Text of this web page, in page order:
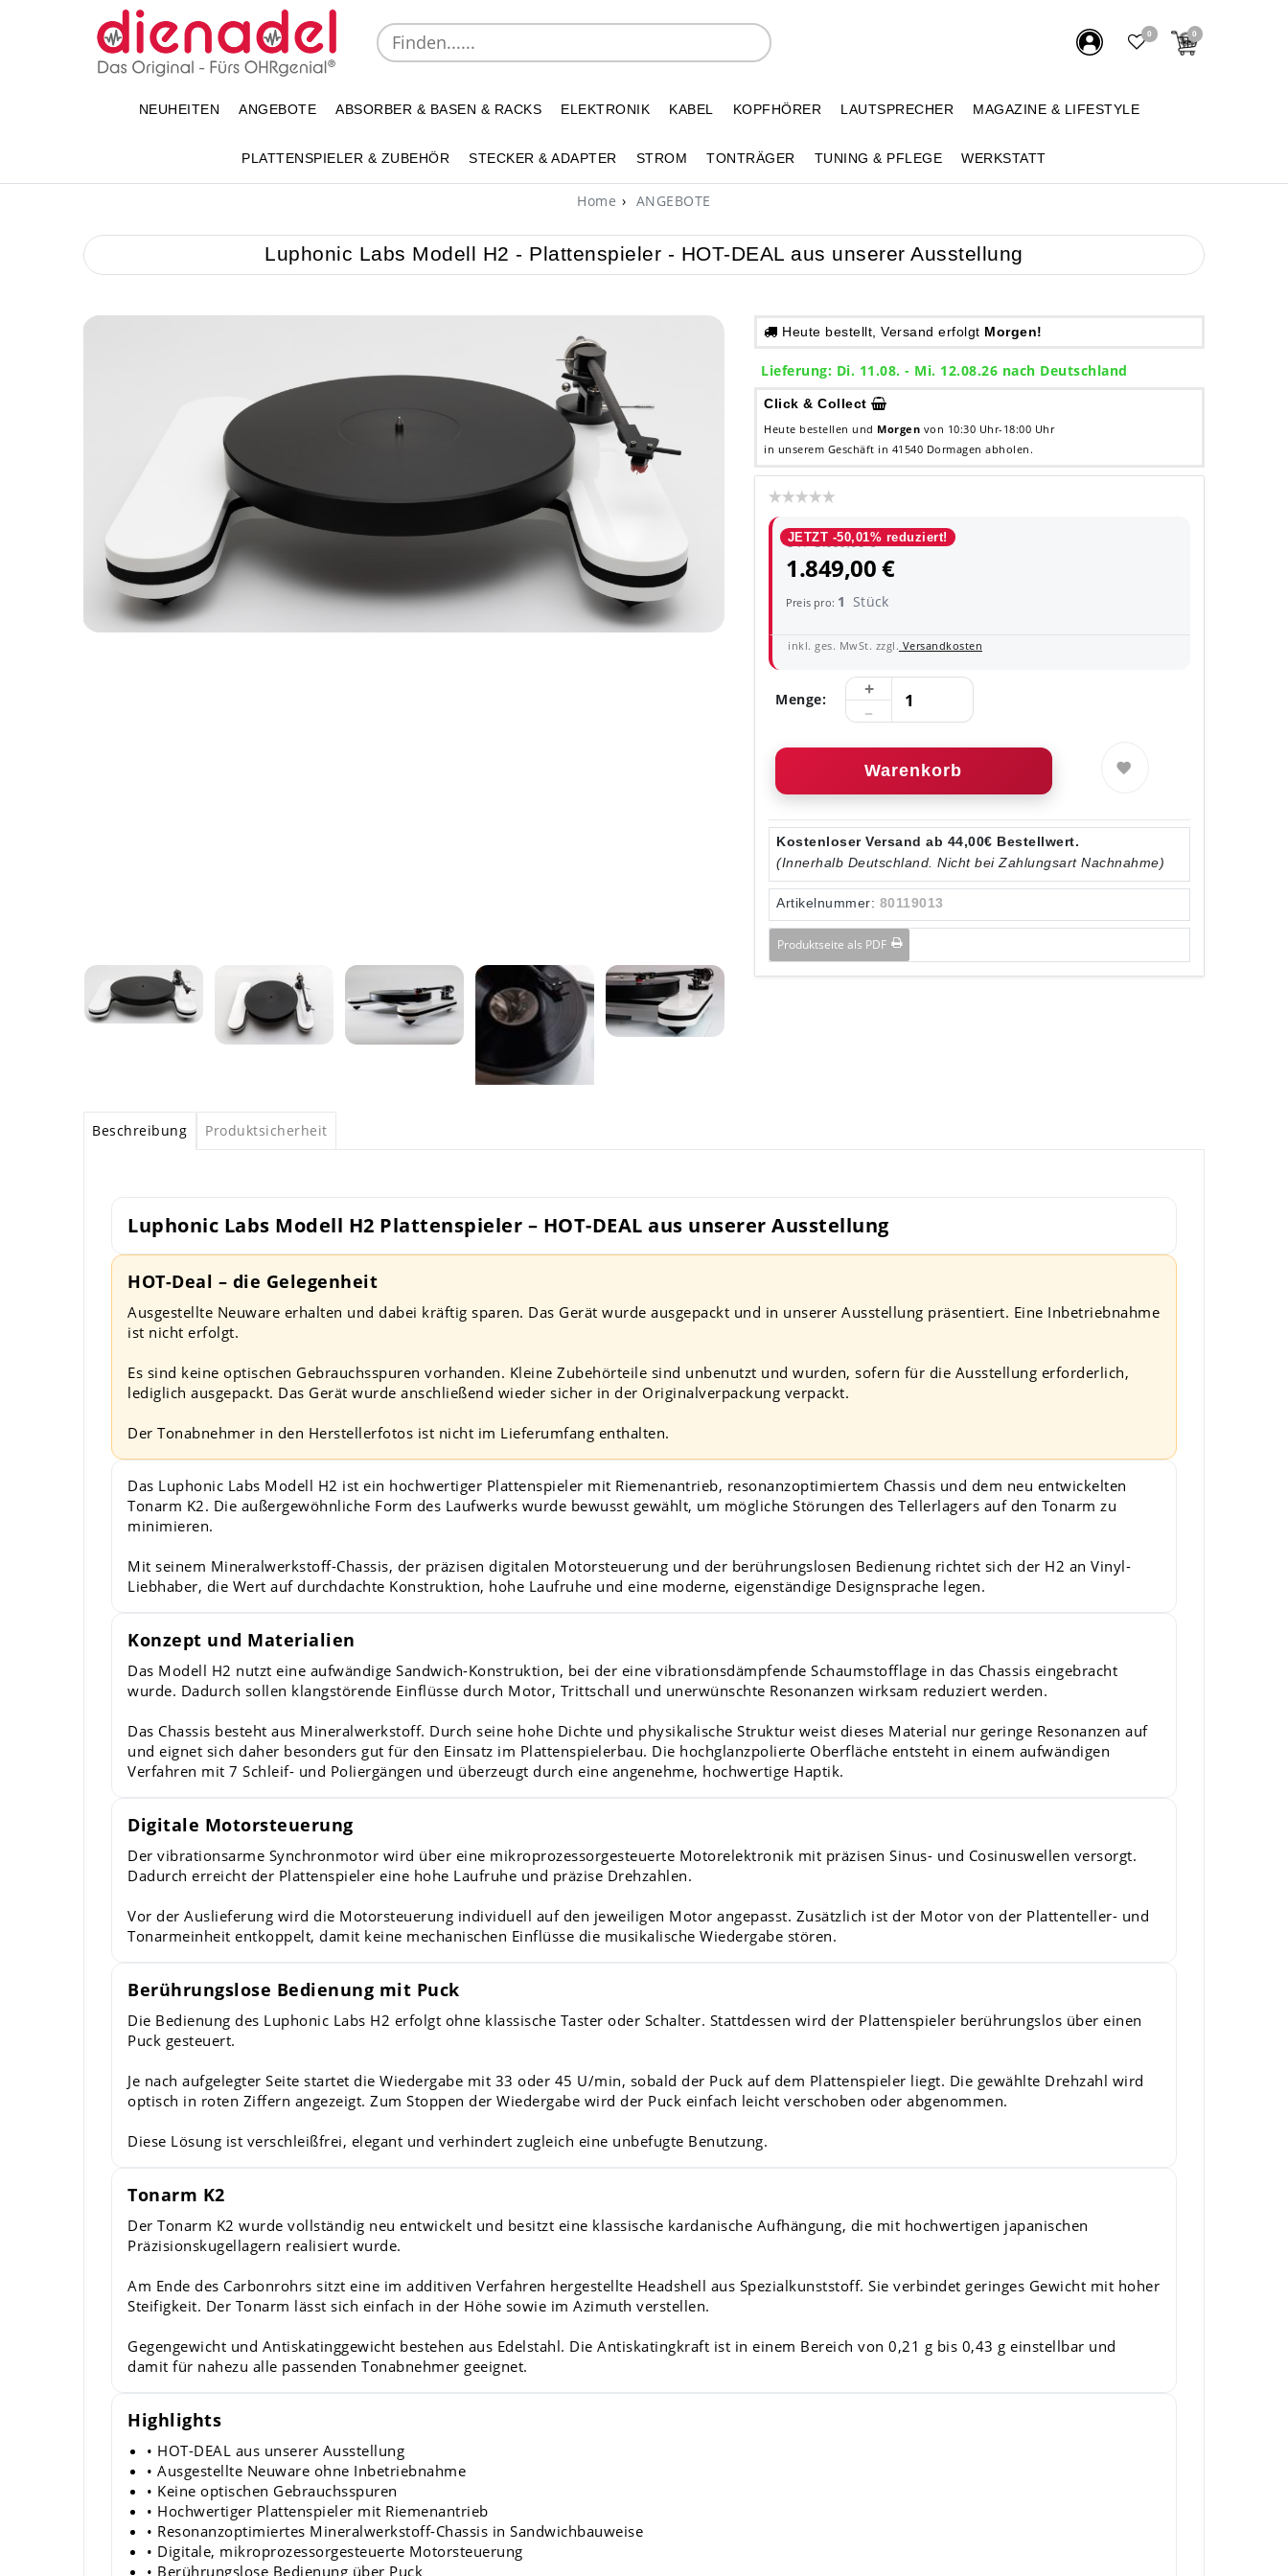
0 0
NEUHEITEN ANGEBOTE ABSORBER & BASEN & RACKS ELEKTRONIK KABEL KOPFHÖRER LAUTSPRECHER MAGAZINE & LIFESTYLE
PLATTENSPIELER & ZUBEHÖR STECKER & ADAPTER STROM TONTRÄGER TUNING & PFLEGE WERKSTATT
Home ANGEBOTE
Luphonic Labs Modell H2 - Plattenspieler - HOT-DEAL aus unserer Ausstellung
Heute bestellt, Versand erfolgt Morgen!
Lieferung: Di. 11.08. - Mi. 12.08.26 nach Deutschland
Click & Collect
Heute bestellen und Morgen von 10:30 Uhr-18:00 Uhr
in unserem Geschäft in 41540 Dormagen abholen.
JETZT -50,01% reduziert!
UVP 3.699,00 €
1.849,00 €
Preis pro: 1 Stück
inkl. ges. MwSt. zzgl. Versandkosten
Menge:
Warenkorb
Kostenloser Versand ab 44,00€ Bestellwert.
(Innerhalb Deutschland. Nicht bei Zahlungsart Nachnahme)
Artikelnummer: 80119013
Produktseite als PDF
Beschreibung Produktsicherheit
Luphonic Labs Modell H2 Plattenspieler – HOT-DEAL aus unserer Ausstellung
HOT-Deal – die Gelegenheit
Ausgestellte Neuware erhalten und dabei kräftig sparen. Das Gerät wurde ausgepackt und in unserer Ausstellung präsentiert. Eine Inbetriebnahme
ist nicht erfolgt.
Es sind keine optischen Gebrauchsspuren vorhanden. Kleine Zubehörteile sind unbenutzt und wurden, sofern für die Ausstellung erforderlich,
lediglich ausgepackt. Das Gerät wurde anschließend wieder sicher in der Originalverpackung verpackt.
Der Tonabnehmer in den Herstellerfotos ist nicht im Lieferumfang enthalten.
Das Luphonic Labs Modell H2 ist ein hochwertiger Plattenspieler mit Riemenantrieb, resonanzoptimiertem Chassis und dem neu entwickelten
Tonarm K2. Die außergewöhnliche Form des Laufwerks wurde bewusst gewählt, um mögliche Störungen des Tellerlagers auf den Tonarm zu
minimieren.
Mit seinem Mineralwerkstoff-Chassis, der präzisen digitalen Motorsteuerung und der berührungslosen Bedienung richtet sich der H2 an Vinyl-
Liebhaber, die Wert auf durchdachte Konstruktion, hohe Laufruhe und eine moderne, eigenständige Designsprache legen.
Konzept und Materialien
Das Modell H2 nutzt eine aufwändige Sandwich-Konstruktion, bei der eine vibrationsdämpfende Schaumstofflage in das Chassis eingebracht
wurde. Dadurch sollen klangstörende Einflüsse durch Motor, Trittschall und unerwünschte Resonanzen wirksam reduziert werden.
Das Chassis besteht aus Mineralwerkstoff. Durch seine hohe Dichte und physikalische Struktur weist dieses Material nur geringe Resonanzen auf
und eignet sich daher besonders gut für den Einsatz im Plattenspielerbau. Die hochglanzpolierte Oberfläche entsteht in einem aufwändigen
Verfahren mit 7 Schleif- und Poliergängen und überzeugt durch eine angenehme, hochwertige Haptik.
Digitale Motorsteuerung
Der vibrationsarme Synchronmotor wird über eine mikroprozessorgesteuerte Motorelektronik mit präzisen Sinus- und Cosinuswellen versorgt.
Dadurch erreicht der Plattenspieler eine hohe Laufruhe und präzise Drehzahlen.
Vor der Auslieferung wird die Motorsteuerung individuell auf den jeweiligen Motor angepasst. Zusätzlich ist der Motor von der Plattenteller- und
Tonarmeinheit entkoppelt, damit keine mechanischen Einflüsse die musikalische Wiedergabe stören.
Berührungslose Bedienung mit Puck
Die Bedienung des Luphonic Labs H2 erfolgt ohne klassische Taster oder Schalter. Stattdessen wird der Plattenspieler berührungslos über einen
Puck gesteuert.
Je nach aufgelegter Seite startet die Wiedergabe mit 33 oder 45 U/min, sobald der Puck auf dem Plattenspieler liegt. Die gewählte Drehzahl wird
optisch in roten Ziffern angezeigt. Zum Stoppen der Wiedergabe wird der Puck einfach leicht verschoben oder abgenommen.
Diese Lösung ist verschleißfrei, elegant und verhindert zugleich eine unbefugte Benutzung.
Tonarm K2
Der Tonarm K2 wurde vollständig neu entwickelt und besitzt eine klassische kardanische Aufhängung, die mit hochwertigen japanischen
Präzisionskugellagern realisiert wurde.
Am Ende des Carbonrohrs sitzt eine im additiven Verfahren hergestellte Headshell aus Spezialkunststoff. Sie verbindet geringes Gewicht mit hoher
Steifigkeit. Der Tonarm lässt sich einfach in der Höhe sowie im Azimuth verstellen.
Gegengewicht und Antiskatinggewicht bestehen aus Edelstahl. Die Antiskatingkraft ist in einem Bereich von 0,21 g bis 0,43 g einstellbar und
damit für nahezu alle passenden Tonabnehmer geeignet.
Highlights
• HOT-DEAL aus unserer Ausstellung
• Ausgestellte Neuware ohne Inbetriebnahme
• Keine optischen Gebrauchsspuren
• Hochwertiger Plattenspieler mit Riemenantrieb
• Resonanzoptimiertes Mineralwerkstoff-Chassis in Sandwichbauweise
• Digitale, mikroprozessorgesteuerte Motorsteuerung
• Berührungslose Bedienung über Puck